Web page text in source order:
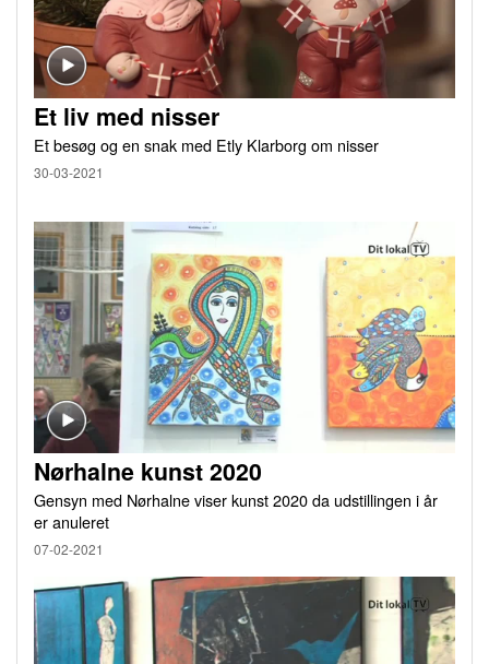
Et liv med nisser
Et besøg og en snak med Etly Klarborg om nisser
30-03-2021
Nørhalne kunst 2020
Gensyn med Nørhalne viser kunst 2020 da udstillingen i år
er anuleret
07-02-2021